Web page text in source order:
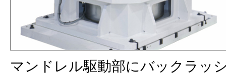
マンドレル駆動部にバックラッ